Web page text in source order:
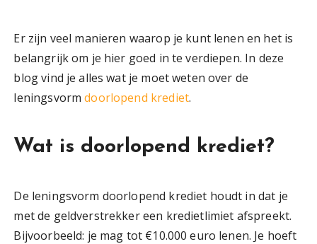
Er zijn veel manieren waarop je kunt lenen en het is
belangrijk om je hier goed in te verdiepen. In deze
blog vind je alles wat je moet weten over de
leningsvormdoorlopend krediet.
Wat is doorlopend krediet?
De leningsvorm doorlopend krediet houdt in dat je
met de geldverstrekker een kredietlimiet afspreekt.
Bijvoorbeeld: je mag tot €10.000 euro lenen. Je hoeft